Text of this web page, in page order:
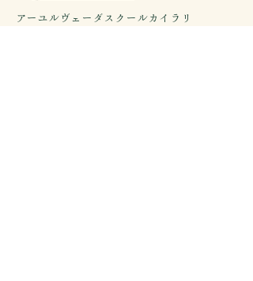
アーユルヴェーダスクールカイラリ